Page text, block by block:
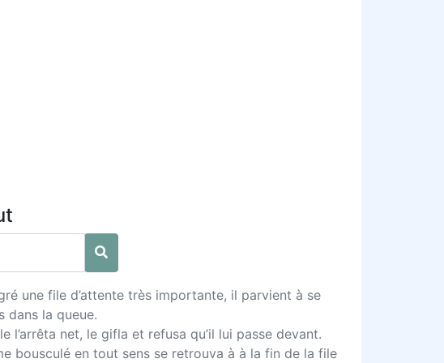
une file d’attente très importante, il parvient à se
dans la queue.
net, le gifla et refusa qu’il lui passe devant.
bousculé en tout sens se retrouva à à la fin de la file